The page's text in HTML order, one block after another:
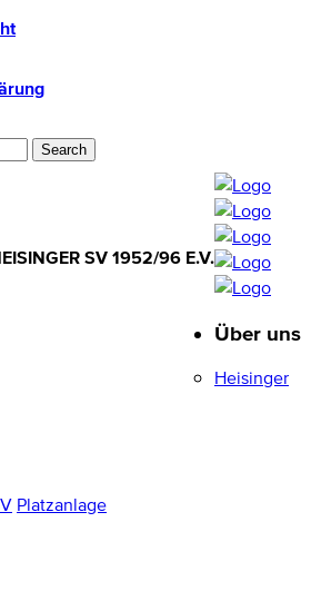
SV 1952/96 E.V.
1952/96 E.V.
Platzanlage
Über uns
Heisinger